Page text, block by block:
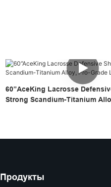
60”AceKing Lacrosse
Strong Scandium-Titanium
Продукты